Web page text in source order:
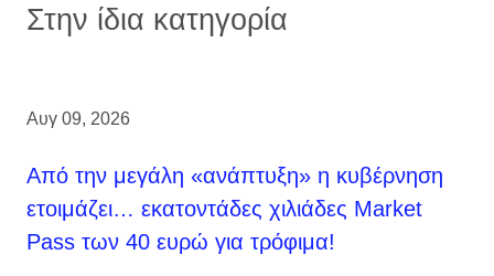
Στην ίδια κατηγορία
Αυγ 09, 2026
Από την μεγάλη «ανάπτυξη» η κυβέρνηση
ετοιμάζει… εκατοντάδες χιλιάδες Market
Pass των 40 ευρώ για τρόφιμα!